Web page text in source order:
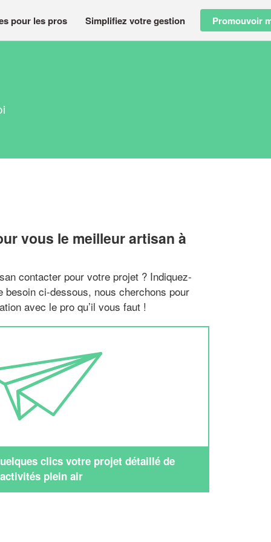
pour les pros Simplifiez votre gestion Promouvoir
vous le meilleur artisan à
contacter pour votre projet ? Indiquez-
besoin ci-dessous, nous cherchons pour
avec le pro qu’il vous faut !
clics votre projet détaillé de
activités plein air